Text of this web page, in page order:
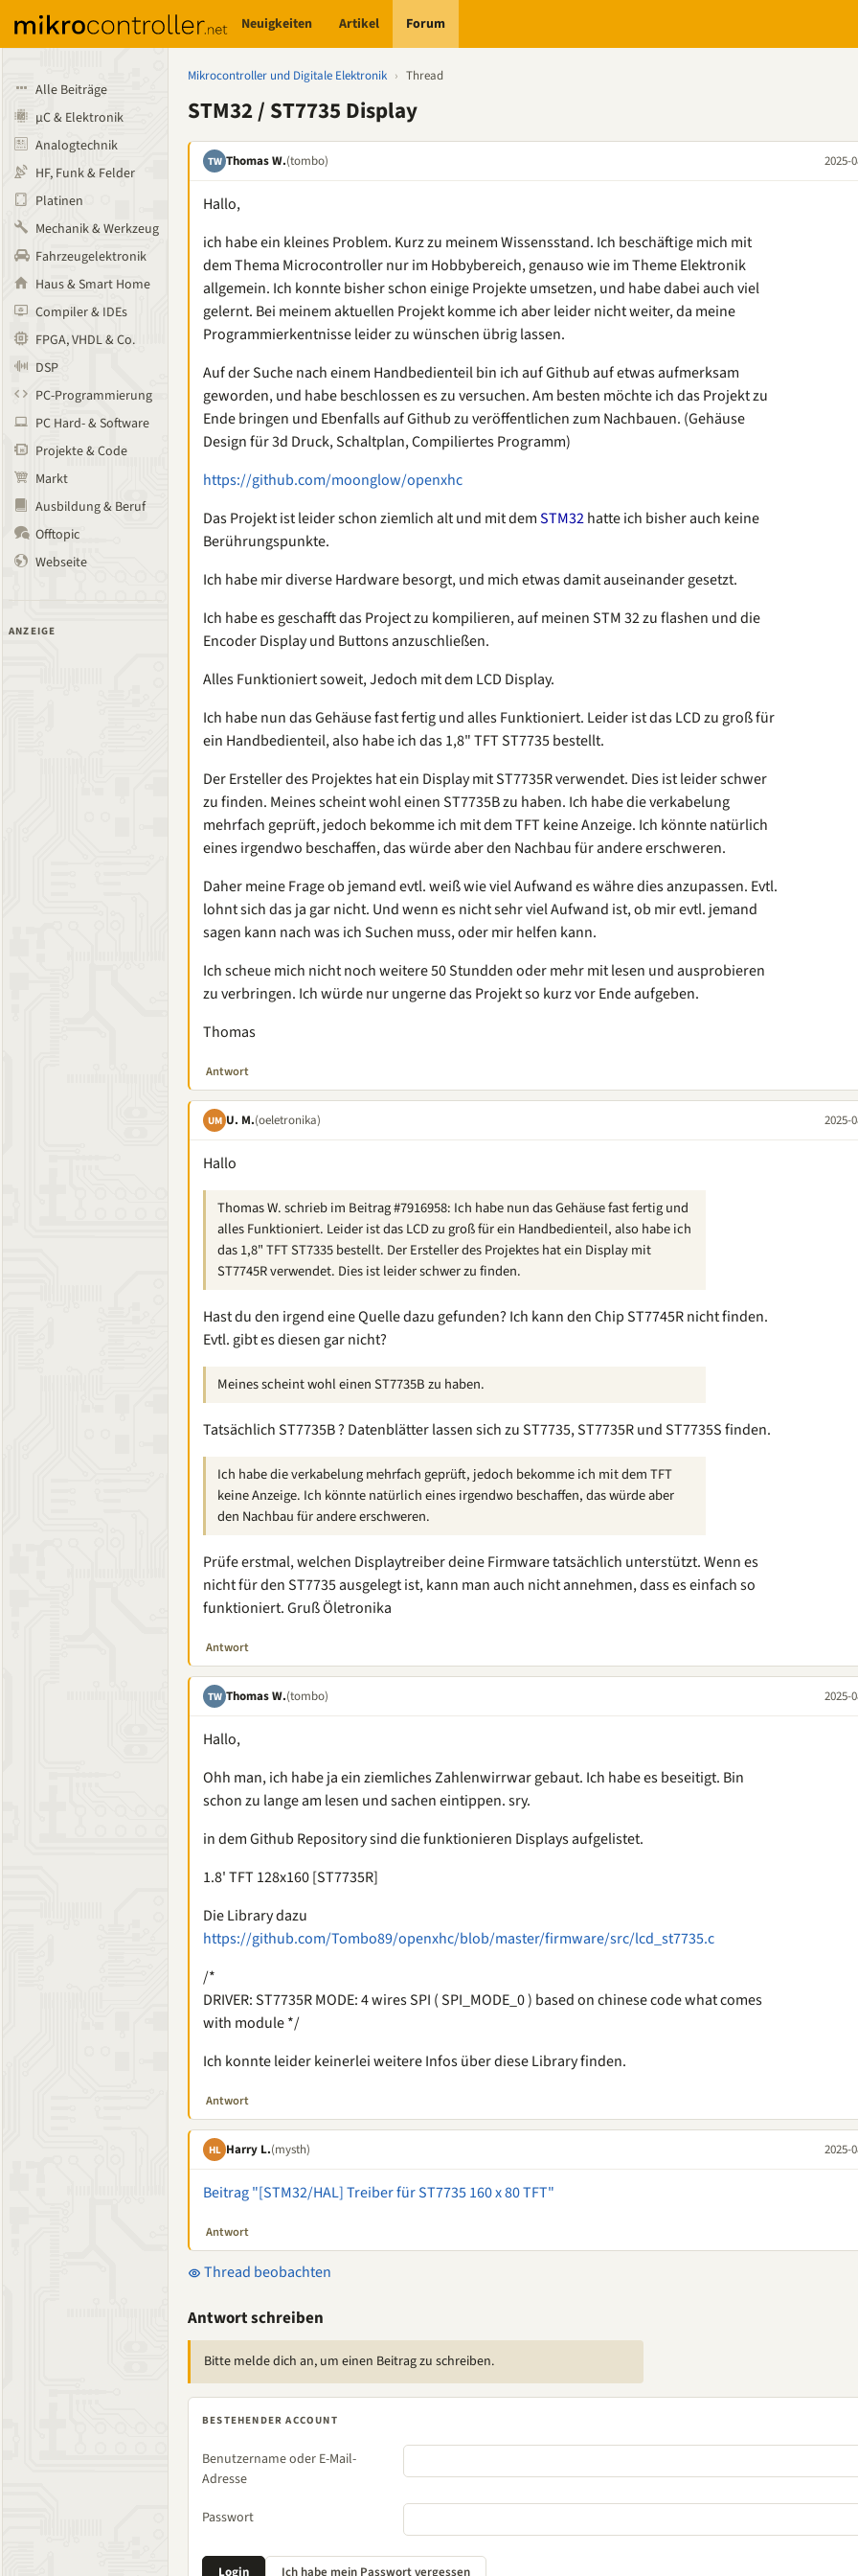
Neuigkeiten Artikel Forum
Alle Beiträge
µC & Elektronik
Analogtechnik
HF, Funk & Felder
Platinen
Mechanik & Werkzeug
Fahrzeugelektronik
Haus & Smart Home
Compiler & IDEs
FPGA, VHDL & Co.
DSP
PC-Programmierung
PC Hard- & Software
Projekte & Code
Markt
Ausbildung & Beruf
Offtopic
Webseite
ANZEIGE
Mikrocontroller und Digitale Elektronik › Thread
STM32 / ST7735 Display
TW Thomas W.(tombo) 2025-
Hallo,
ich habe ein kleines Problem. Kurz zu meinem Wissensstand. Ich beschäftige mich mit
dem Thema Microcontroller nur im Hobbybereich, genauso wie im Theme Elektronik
allgemein. Ich konnte bisher schon einige Projekte umsetzen, und habe dabei auch viel
gelernt. Bei meinem aktuellen Projekt komme ich aber leider nicht weiter, da meine
Programmierkentnisse leider zu wünschen übrig lassen.
Auf der Suche nach einem Handbedienteil bin ich auf Github auf etwas aufmerksam
geworden, und habe beschlossen es zu versuchen. Am besten möchte ich das Projekt zu
Ende bringen und Ebenfalls auf Github zu veröffentlichen zum Nachbauen. (Gehäuse
Design für 3d Druck, Schaltplan, Compiliertes Programm)
https://github.com/moonglow/openxhc
Das Projekt ist leider schon ziemlich alt und mit demSTM32hatte ich bisher auch keine
Berührungspunkte.
Ich habe mir diverse Hardware besorgt, und mich etwas damit auseinander gesetzt.
Ich habe es geschafft das Project zu kompilieren, auf meinen STM 32 zu flashen und die
Encoder Display und Buttons anzuschließen.
Alles Funktioniert soweit, Jedoch mit dem LCD Display.
Ich habe nun das Gehäuse fast fertig und alles Funktioniert. Leider ist das LCD zu groß für
ein Handbedienteil, also habe ich das 1,8" TFT ST7735 bestellt.
Der Ersteller des Projektes hat ein Display mit ST7735R verwendet. Dies ist leider schwer
zu finden. Meines scheint wohl einen ST7735B zu haben. Ich habe die verkabelung
mehrfach geprüft, jedoch bekomme ich mit dem TFT keine Anzeige. Ich könnte natürlich
eines irgendwo beschaffen, das würde aber den Nachbau für andere erschweren.
Daher meine Frage ob jemand evtl. weiß wie viel Aufwand es währe dies anzupassen. Evtl.
lohnt sich das ja gar nicht. Und wenn es nicht sehr viel Aufwand ist, ob mir evtl. jemand
sagen kann nach was ich Suchen muss, oder mir helfen kann.
Ich scheue mich nicht noch weitere 50 Stundden oder mehr mit lesen und ausprobieren
zu verbringen. Ich würde nur ungerne das Projekt so kurz vor Ende aufgeben.
Thomas
Antwort
UM U. M.(oeletronika) 2025-
Hallo
Thomas W. schrieb im Beitrag #7916958: Ich habe nun das Gehäuse fast fertig und
alles Funktioniert. Leider ist das LCD zu groß für ein Handbedienteil, also habe ich
das 1,8" TFT ST7335 bestellt. Der Ersteller des Projektes hat ein Display mit
ST7745R verwendet. Dies ist leider schwer zu finden.
Hast du den irgend eine Quelle dazu gefunden? Ich kann den Chip ST7745R nicht finden.
Evtl. gibt es diesen gar nicht?
Meines scheint wohl einen ST7735B zu haben.
Tatsächlich ST7735B ? Datenblätter lassen sich zu ST7735, ST7735R und ST7735S finden.
Ich habe die verkabelung mehrfach geprüft, jedoch bekomme ich mit dem TFT
keine Anzeige. Ich könnte natürlich eines irgendwo beschaffen, das würde aber
den Nachbau für andere erschweren.
Prüfe erstmal, welchen Displaytreiber deine Firmware tatsächlich unterstützt. Wenn es
nicht für den ST7735 ausgelegt ist, kann man auch nicht annehmen, dass es einfach so
funktioniert. Gruß Öletronika
Antwort
TW Thomas W.(tombo) 2025-
Hallo,
Ohh man, ich habe ja ein ziemliches Zahlenwirrwar gebaut. Ich habe es beseitigt. Bin
schon zu lange am lesen und sachen eintippen. sry.
in dem Github Repository sind die funktionieren Displays aufgelistet.
1.8' TFT 128x160 [ST7735R]
Die Library dazu
https://github.com/Tombo89/openxhc/blob/master/firmware/src/lcd_st7735.c
/*
DRIVER: ST7735R MODE: 4 wires SPI ( SPI_MODE_0 ) based on chinese code what comes
with module */
Ich konnte leider keinerlei weitere Infos über diese Library finden.
Antwort
HL Harry L.(mysth) 2025-
Beitrag "[STM32/HAL] Treiber für ST7735 160 x 80 TFT"
Antwort
Thread beobachten
Antwort schreiben
Bitte melde dich an, um einen Beitrag zu schreiben.
BESTEHENDER ACCOUNT
Benutzername oder E-Mail-
Adresse
Passwort